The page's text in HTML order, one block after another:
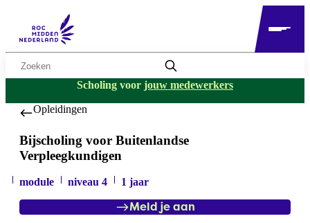
Zoekwoord
Scholing voor jouw medewerkers
Opleidingen
Bijscholing voor Buitenlandse
Verpleegkundigen
module niveau 4 1 jaar
Meld je aan